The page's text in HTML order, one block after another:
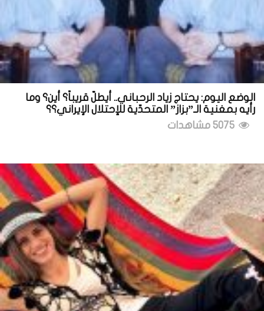
الوضع اليوم: يحتاج زياد الرحباني.. أيطلّ قريباً؟ أين؟ وما
رأيه بمغنية الـ”بزاز” المتحدّية للإحتلال الإيراني؟؟